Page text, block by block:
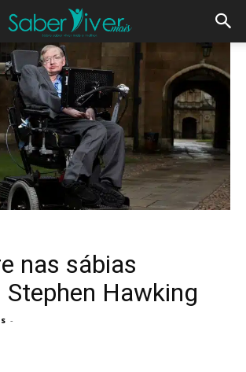
nas sábias
Stephen Hawking
-